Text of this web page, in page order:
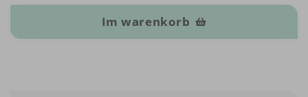
Im warenkorb